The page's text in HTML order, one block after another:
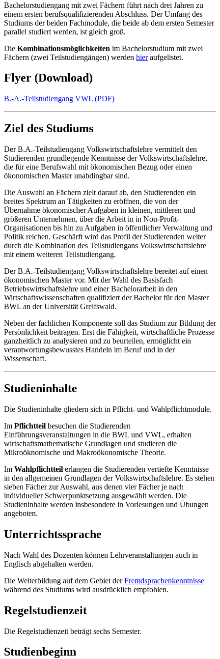
Bachelorstudiengang mit zwei Fächern führt nach drei Jahren zu
einem ersten berufsqualifizierenden Abschluss. Der Umfang des
Studiums der beiden Fachmodule, die beide ab dem ersten Semester
parallel studiert werden, ist gleich groß.
Die Kombinationsmöglichkeiten im Bachelorstudium mit zwei
Fächern (zwei Teilstudiengängen) werden hieraufgelistet.
Flyer (Download)
B.-A.-Teilstudiengang VWL (PDF)
Ziel des Studiums
Der B.A.-Teilstudiengang Volkswirtschaftslehre vermittelt den
Studierenden grundlegende Kenntnisse der Volkswirtschaftslehre,
die für eine Berufswahl mit ökonomischen Bezug oder einen
ökonomischen Master unabdingbar sind.
Die Auswahl an Fächern zielt darauf ab, den Studierenden ein
breites Spektrum an Tätigkeiten zu eröffnen, die von der
Übernahme ökonomischer Aufgaben in kleinen, mittleren und
größeren Unternehmen, über die Arbeit in in Non-Profit-
Organisationen bis hin zu Aufgaben in öffentlicher Verwaltung und
Politik reichen. Geschärft wird das Profil der Studierenden weiter
durch die Kombination des Teilstudiengans Volkswirtschaftslehre
mit einem weiteren Teilstudiengang.
Der B.A.-Teilstudiengang Volkswirtschaftslehre bereitet auf einen
ökonomischen Master vor. Mit der Wahl des Basisfach
Betriebswirtschaftslehre und einer Bachelorarbeit in den
Wirtschaftswissenschaften qualifiziert der Bachelor für den Master
BWL an der Universität Greifswald.
Neben der fachlichen Komponente soll das Studium zur Bildung der
Persönlichkeit beitragen. Erst die Fähigkeit, wirtschaftliche Prozesse
ganzheitlich zu analysieren und zu beurteilen, ermöglicht ein
verantwortungsbewusstes Handeln im Beruf und in der
Wissenschaft.
Studieninhalte
Die Studieninhalte gliedern sich in Pflicht- und Wahlpflichtmodule.
Im Pflichtteil besuchen die Studierenden
Einführungsveranstaltungen in die BWL und VWL, erhalten
wirtschaftsmathematische Grundlagen und studieren die
Mikroöknomische und Makroökonomische Theorie.
Im Wahlpflichtteil erlangen die Studierenden vertiefte Kenntnisse
in den allgemeinen Grundlagen der Volkswirtschaftslehre. Es stehen
sieben Fächer zur Auswahl, aus denen vier Fächer je nach
individueller Schwerpunktsetzung ausgewählt werden. Die
Studieninhalte werden insbesondere in Vorlesungen und Übungen
angeboten.
Unterrichtssprache
Nach Wahl des Dozenten können Lehrveranstaltungen auch in
Englisch abgehalten werden.
Die Weiterbildung auf dem Gebiet derFremdsprachenkenntnisse
während des Studiums wird ausdrücklich empfohlen.
Regelstudienzeit
Die Regelstudienzeit beträgt sechs Semester.
Studienbeginn